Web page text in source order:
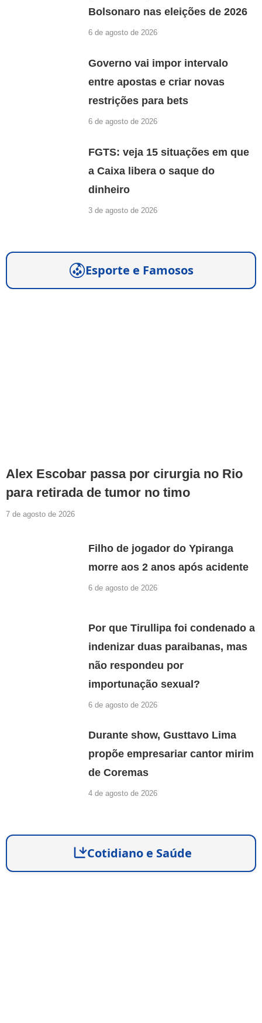
Bolsonaro nas eleições de 2026
6 de agosto de 2026
Governo vai impor intervalo
entre apostas e criar novas
restrições para bets
6 de agosto de 2026
FGTS: veja 15 situações em que
a Caixa libera o saque do
dinheiro
3 de agosto de 2026
Esporte e Famosos
Alex Escobar passa por cirurgia no Rio
para retirada de tumor no timo
7 de agosto de 2026
Filho de jogador do Ypiranga
morre aos 2 anos após acidente
6 de agosto de 2026
Por que Tirullipa foi condenado a
indenizar duas paraibanas, mas
não respondeu por
importunação sexual?
6 de agosto de 2026
Durante show, Gusttavo Lima
propõe empresariar cantor mirim
de Coremas
4 de agosto de 2026
Cotidiano e Saúde